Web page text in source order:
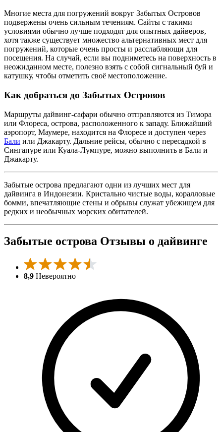
Многие места для погружений вокруг Забытых Островов
подвержены очень сильным течениям. Сайты с такими
условиями обычно лучше подходят для опытных дайверов,
хотя также существует множество альтернативных мест для
погружений, которые очень просты и расслабляющи для
посещения. На случай, если вы подниметесь на поверхность в
неожиданном месте, полезно взять с собой сигнальный буй и
катушку, чтобы отметить своё местоположение.
Как добраться до Забытых Островов
Маршруты дайвинг-сафари обычно отправляются из Тимора
или Флореса, острова, расположенного к западу. Ближайший
аэропорт, Маумере, находится на Флоресе и доступен через
Бали или Джакарту. Дальние рейсы, обычно с пересадкой в
Сингапуре или Куала-Лумпуре, можно выполнить в Бали и
Джакарту.
Забытые острова предлагают одни из лучших мест для
дайвинга в Индонезии. Кристально чистые воды, коралловые
бомми, впечатляющие стены и обрывы служат убежищем для
редких и необычных морских обитателей.
Забытые острова Отзывы о дайвинге
8,9 Невероятно